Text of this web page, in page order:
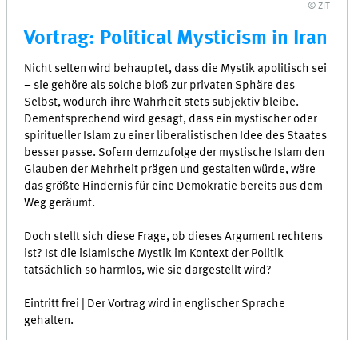
© ZIT
Vortrag: Political Mysticism in Iran
Nicht selten wird behauptet, dass die Mystik apolitisch sei
– sie gehöre als solche bloß zur privaten Sphäre des
Selbst, wodurch ihre Wahrheit stets subjektiv bleibe.
Dementsprechend wird gesagt, dass ein mystischer oder
spiritueller Islam zu einer liberalistischen Idee des Staates
besser passe. Sofern demzufolge der mystische Islam den
Glauben der Mehrheit prägen und gestalten würde, wäre
das größte Hindernis für eine Demokratie bereits aus dem
Weg geräumt.
Doch stellt sich diese Frage, ob dieses Argument rechtens
ist? Ist die islamische Mystik im Kontext der Politik
tatsächlich so harmlos, wie sie dargestellt wird?
Eintritt frei | Der Vortrag wird in englischer Sprache
gehalten.